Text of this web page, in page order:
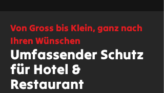
Von Gross bis Klein, ganz nach
Ihren Wünschen
Umfassender Schutz
für Hotel &
Restaurant